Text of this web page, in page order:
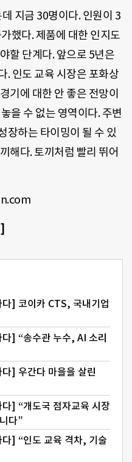
지금 30명이다. 인원이 3
했다. 제품에 대한 인지도
할 단계다. 앞으로 5년은
. 인도 교육 시장은 포화상
기에 대한 안 좋은 전망이
을 수 없는 영역이다. 주변
장하는 타이밍이 될 수 있
해다. 토끼처럼 빨리 뛰어
] 코이카 CTS, 국내기업
] “송수관 누수, AI 소리
] 우간다 마을을 살린
] “개도국 점자교육 시장
다”
] “인도 교육 격차, 기술